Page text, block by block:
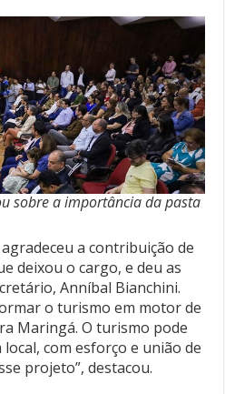
sobre a importância da pasta
a contribuição de
deixou o cargo, e deu as
Anníbal Bianchini.
o turismo em motor de
Maringá. O turismo pode
com esforço e união de
projeto”, destacou.